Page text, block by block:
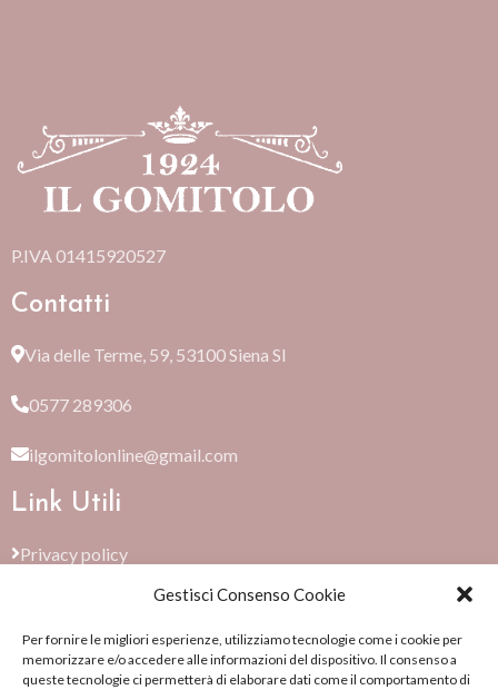
Gestisci Consenso Cookie
Per fornire le migliori esperienze, utilizziamo tecnologie come i cookie per
memorizzare e/o accedere alle informazioni del dispositivo. Il consenso a
queste tecnologie ci permetterà di elaborare dati come il comportamento di
P.IVA 01415920527
Contatti
Via delle Terme, 59, 53100 Siena SI
0577 289306
ilgomitolonline@gmail.com
Link Utili
Privacy policy
Cookie Policy (EU)
Termini e condizioni